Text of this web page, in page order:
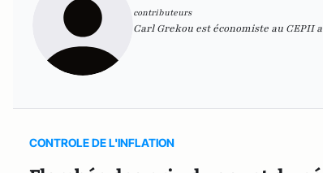
contributeurs
Carl Grekou est économiste au CEPII
CONTROLE DE L'INFLATION